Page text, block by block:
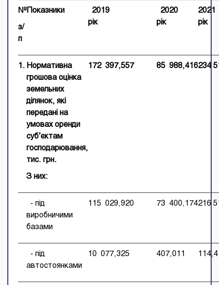
№
з/
п
Показники 201 9
рік
2020
рік
2021
1. Нормативна
грошова оцінка
земельних
ділянок, які
передан
на
умовах оренди
суб’єктам
господарювання,
тис. грн.
З них:
172 397,557 85 988,416234
- під
виробничими
базами
115 029,920 73 400,174216
- під
автостоянками
10 077,325 407,011